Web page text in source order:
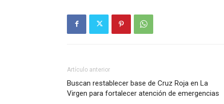
Artículo anterior
Buscan restablecer base de Cruz Roja en La
Virgen para fortalecer atención de emergencias